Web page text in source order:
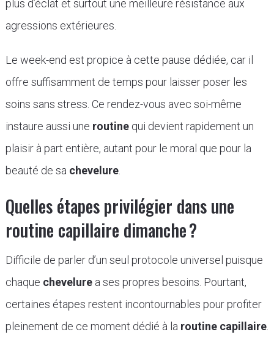
plus d’éclat et surtout une meilleure résistance aux
agressions extérieures.
Le week-end est propice à cette pause dédiée, car il
offre suffisamment de temps pour laisser poser les
soins sans stress. Ce rendez-vous avec soi-même
instaure aussi une routinequi devient rapidement un
plaisir à part entière, autant pour le moral que pour la
beauté de sa chevelure.
Quelles étapes privilégier dans une
routine capillaire dimanche ?
Difficile de parler d’un seul protocole universel puisque
chaque chevelurea ses propres besoins. Pourtant,
certaines étapes restent incontournables pour profiter
pleinement de ce moment dédié à la routine capillaire.